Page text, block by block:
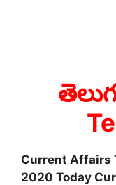
Current Affairs
2020 Today